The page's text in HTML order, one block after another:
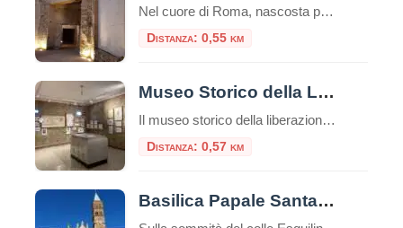
Nel cuore di Roma, nascosta per secoli sotto le fondamenta di monumenti successivi, giace una delle residenze più stravaganti e controverse mai costruite: la Domus Aurea, la Casa Dorata dell’imperatore Nerone. Più che un palazzo, fu un’utopia personale, un complesso colossale che ridefinì il concetto di lusso imperiale. Oggi, visitarla non è come entrare in […]
Distanza: 0,55 km
Museo Storico della Liberazione
Il museo storico della liberazione a Roma è un luogo di memoria e testimonianza della lotta per la libertà e la democrazia durante il periodo dell’occupazione nazista nella capitale italiana. Questa struttura è stata inaugurata nel 1955 e si trova nel cuore del quartiere Esquilino, nel centro storico della città. Appena entrati nel museo, ci […]
Distanza: 0,57 km
Basilica Papale Santa Maria Maggiore